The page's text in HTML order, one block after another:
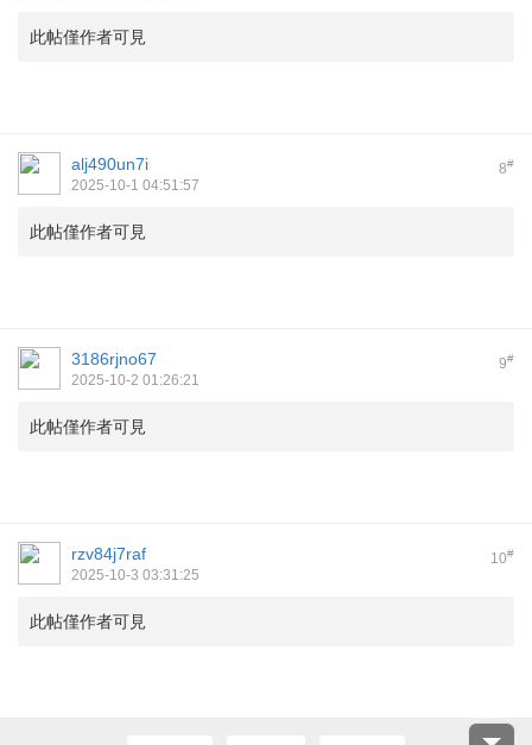
此帖僅作者可見
8#
alj490un7i
2025-10-1 04:51:57
此帖僅作者可見
9#
3186rjno67
2025-10-2 01:26:21
此帖僅作者可見
10#
rzv84j7raf
2025-10-3 03:31:25
此帖僅作者可見